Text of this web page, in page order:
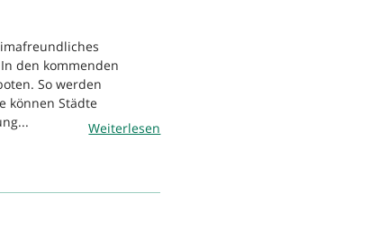
den kommenden
So werden
können Städte
Weiterlesen